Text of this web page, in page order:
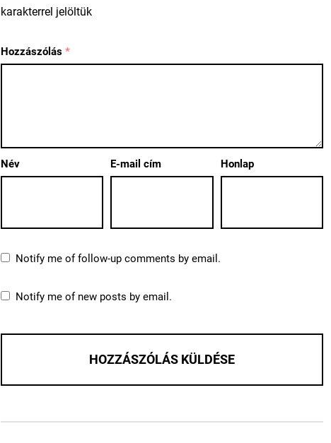
karakterrel jelöltük
Hozzászólás *
Név E-mail cím Honlap
Notify me of follow-up comments by email.
Notify me of new posts by email.